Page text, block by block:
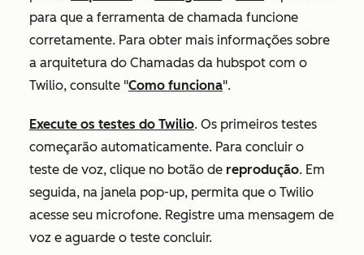
para que a ferramenta de chamada funcione
corretamente. Para obter mais informações sobre
a arquitetura do Chamadas da hubspot com o
Twilio, consulte "Como funciona".
Execute os testes do Twilio. Os primeiros testes
começarão automaticamente. Para concluir o
teste de voz, clique no botão de reprodução. Em
seguida, na janela pop-up, permita que o Twilio
acesse seu microfone. Registre uma mensagem de
voz e aguarde o teste concluir.